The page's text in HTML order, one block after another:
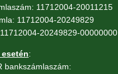
11712004-20011215
11712004-20249829
20249829-00000000
esetén:
bankszámlaszám: